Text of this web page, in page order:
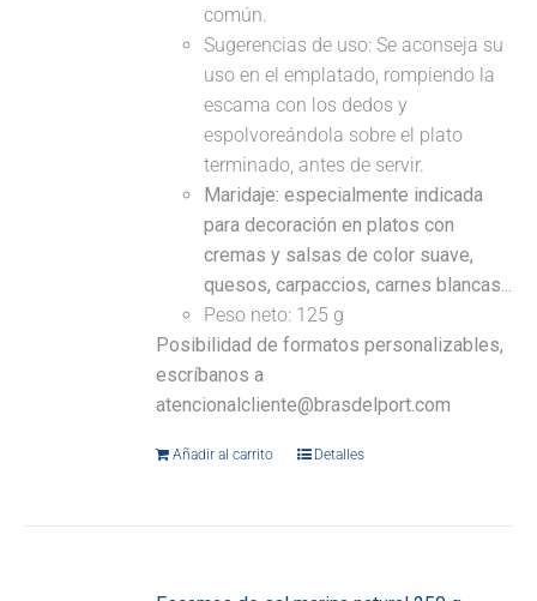
común.
Sugerencias de uso: Se aconseja su
uso en el emplatado, rompiendo la
escama con los dedos y
espolvoreándola sobre el plato
terminado, antes de servir.
Maridaje: especialmente indicada
para decoración en platos con
cremas y salsas de color suave,
quesos, carpaccios, carnes blancas...
Peso neto: 125 g
Posibilidad de formatos personalizables,
escríbanos a
atencionalcliente@brasdelport.com
Añadir al carrito Detalles